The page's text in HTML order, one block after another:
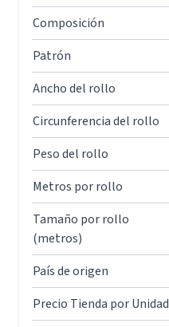
Composición
Patrón
Ancho del rollo
Circunferencia del rollo
Peso del rollo
Metros por rollo
Tamaño por rollo
(metros)
País de origen
Precio Tienda por Unidad